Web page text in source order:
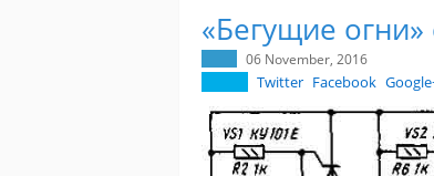
«Бегущие
06 November, 2016
Twitter Facebook